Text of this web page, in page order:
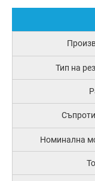
Тип на
Номинална